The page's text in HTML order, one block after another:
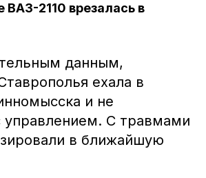
ВАЗ-2110 врезалась в
данным,
ехала в
и не
управлением. С травмами
в ближайшую